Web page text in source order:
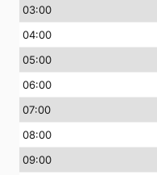
03:00
04:00
05:00
06:00
07:00
08:00
09:00